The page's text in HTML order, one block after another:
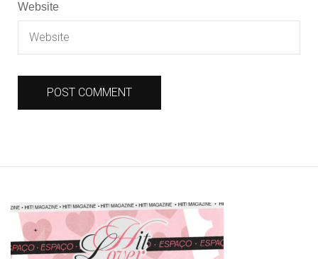
Website